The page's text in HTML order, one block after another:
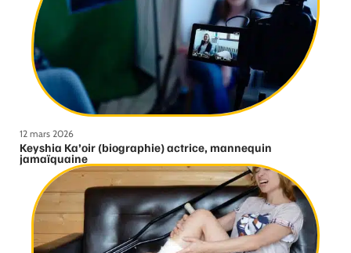
12 mars 2026
Keyshia Ka’oir (biographie) actrice, mannequin
jamaïquaine